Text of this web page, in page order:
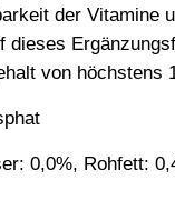
der Vitamine
von
0,0%, Rohfett: